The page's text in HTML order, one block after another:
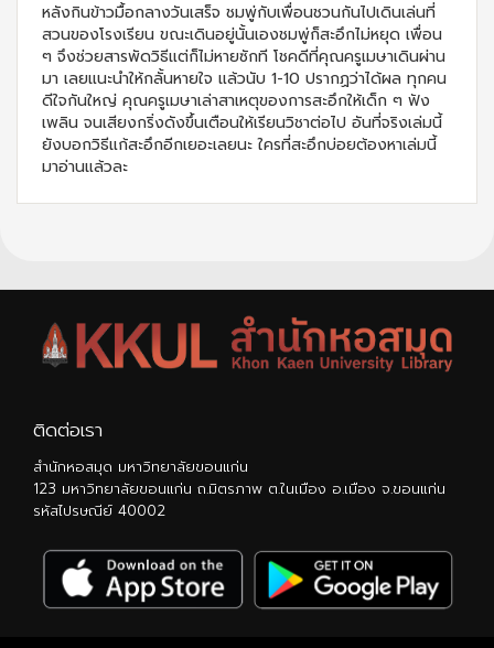
หลังกินข้าวมื้อกลางวันเสร็จ ชมพู่กับเพื่อนชวนกันไปเดินเล่นที่
สวนของโรงเรียน ขณะเดินอยู่นั้นเองชมพู่ก็สะอึกไม่หยุด เพื่อน
ๆ จึงช่วยสารพัดวิธีแต่ก็ไม่หายซักที โชคดีที่คุณครูเมษาเดินผ่าน
มา เลยแนะนำให้กลั้นหายใจ แล้วนับ 1-10 ปรากฏว่าได้ผล ทุกคน
ดีใจกันใหญ่ คุณครูเมษาเล่าสาเหตุของการสะอึกให้เด็ก ๆ ฟัง
เพลิน จนเสียงกริ่งดังขึ้นเตือนให้เรียนวิชาต่อไป อันที่จริงเล่มนี้
ยังบอกวิธีแก้สะอึกอีกเยอะเลยนะ ใครที่สะอึกบ่อยต้องหาเล่มนี้
มาอ่านแล้วละ
ติดต่อเรา
สำนักหอสมุด มหาวิทยาลัยขอนแก่น
123 มหาวิทยาลัยขอนแก่น ถ.มิตรภาพ ต.ในเมือง อ.เมือง จ.ขอนแก่น
รหัสไปรษณีย์ 40002